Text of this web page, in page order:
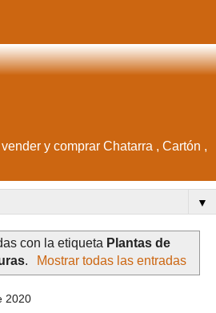
y comprar Chatarra , Cartón ,
▼
con la etiqueta Plantas de
. Mostrar todas las entradas
2020